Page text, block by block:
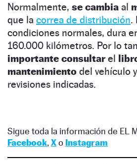
Normalmente, se cambia al
que la correa de distribución.
condiciones normales, dura
160.000 kilómetros. Por lo
importante consultarel
mantenimiento del vehículo
revisiones indicadas.
Sigue toda la información de EL
Facebook, Xo Instagram